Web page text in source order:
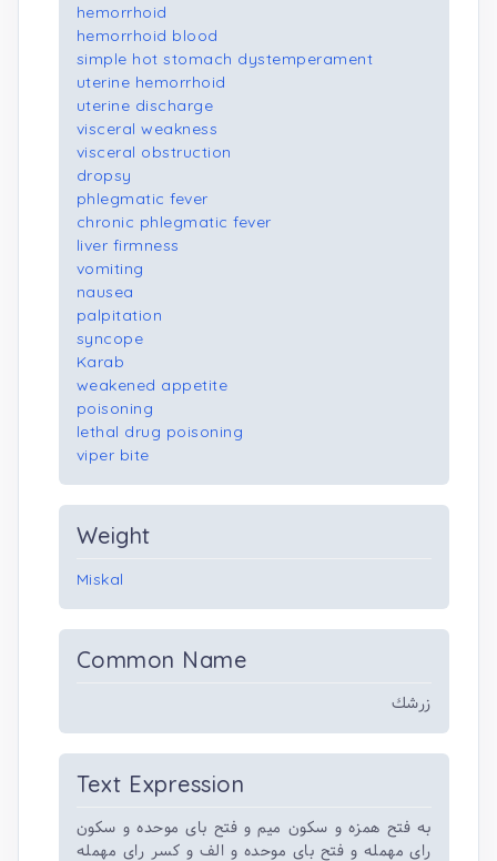
hemorrhoid
hemorrhoid blood
simple hot stomach dystemperament
uterine hemorrhoid
uterine discharge
visceral weakness
visceral obstruction
dropsy
phlegmatic fever
chronic phlegmatic fever
liver firmness
vomiting
nausea
palpitation
syncope
Karab
weakened appetite
poisoning
lethal drug poisoning
viper bite
Weight
Miskal
Common Name
زرشك
Text Expression
به فتح همزه و سکون میم و فتح بای موحده و سکون
رای مهمله و فتح بای موحده و الف و کسر رای مهمله